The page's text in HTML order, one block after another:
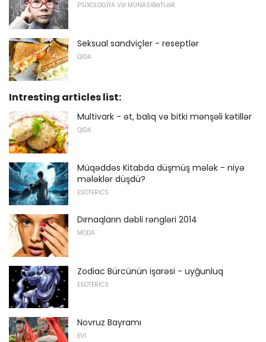
PSIXOLOGIYA VƏ MÜNASIBƏTLƏR
Seksual sandviçler - reseptlər
QIDA
Intresting articles list:
Multivark - ət, balıq və bitki mənşəli kətillər
QIDA
Müqəddəs Kitabda düşmüş mələk - niyə
mələklər düşdü?
ESOTERICS
Dırnaqların dəbli rəngləri 2014
MODA
Zodiac Bürcünün işarəsi - uyğunluq
ESOTERICS
Novruz Bayramı
EVI